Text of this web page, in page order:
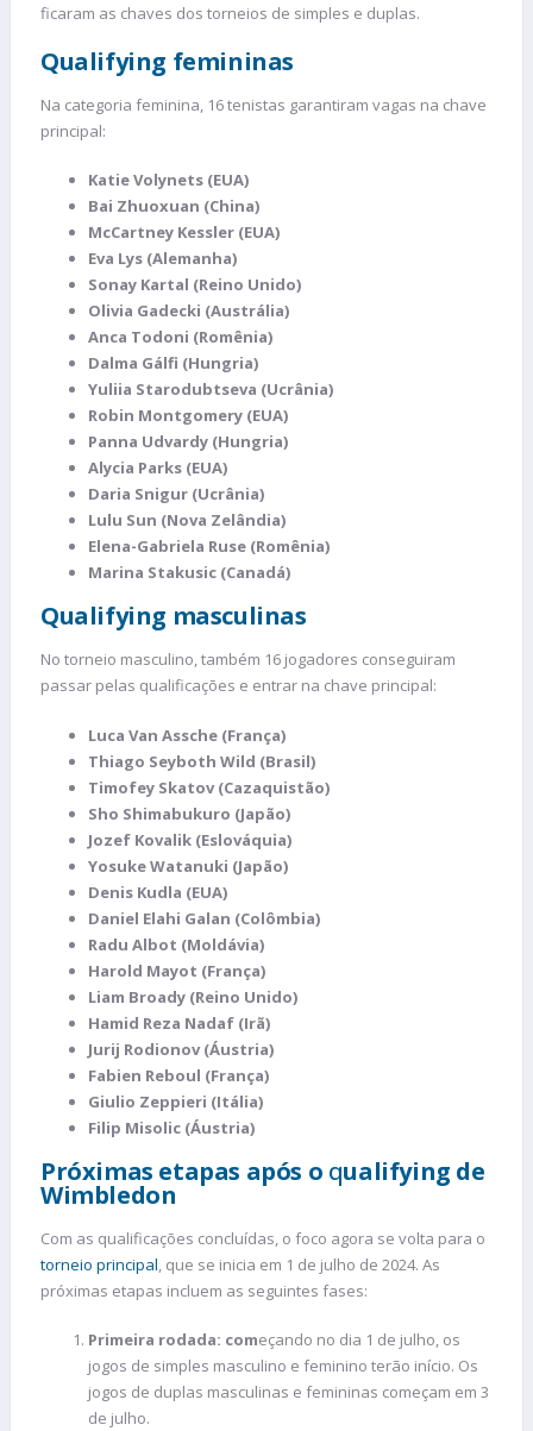
ficaram as chaves dos torneios de simples e duplas.
Qualifying femininas
Na categoria feminina, 16 tenistas garantiram vagas na chave
principal:
Katie Volynets (EUA)
Bai Zhuoxuan (China)
McCartney Kessler (EUA)
Eva Lys (Alemanha)
Sonay Kartal (Reino Unido)
Olivia Gadecki (Austrália)
Anca Todoni (Romênia)
Dalma Gálfi (Hungria)
Yuliia Starodubtseva (Ucrânia)
Robin Montgomery (EUA)
Panna Udvardy (Hungria)
Alycia Parks (EUA)
Daria Snigur (Ucrânia)
Lulu Sun (Nova Zelândia)
Elena-Gabriela Ruse (Romênia)
Marina Stakusic (Canadá)
Qualifying masculinas
No torneio masculino, também 16 jogadores conseguiram
passar pelas qualificações e entrar na chave principal:
Luca Van Assche (França)
Thiago Seyboth Wild (Brasil)
Timofey Skatov (Cazaquistão)
Sho Shimabukuro (Japão)
Jozef Kovalik (Eslováquia)
Yosuke Watanuki (Japão)
Denis Kudla (EUA)
Daniel Elahi Galan (Colômbia)
Radu Albot (Moldávia)
Harold Mayot (França)
Liam Broady (Reino Unido)
Hamid Reza Nadaf (Irã)
Jurij Rodionov (Áustria)
Fabien Reboul (França)
Giulio Zeppieri (Itália)
Filip Misolic (Áustria)
Próximas etapas após o qualifying de
Wimbledon
Com as qualificações concluídas, o foco agora se volta para o
torneio principal, que se inicia em 1 de julho de 2024. As
próximas etapas incluem as seguintes fases:
Primeira rodada: começando no dia 1 de julho, os
jogos de simples masculino e feminino terão início. Os
jogos de duplas masculinas e femininas começam em 3
de julho.